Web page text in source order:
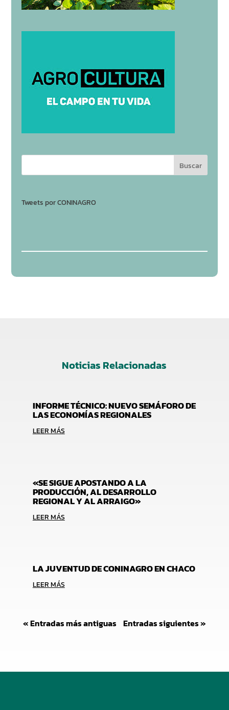
Tweets por CONINAGRO
Noticias Relacionadas
INFORME TÉCNICO: NUEVO SEMÁFORO DE
LAS ECONOMÍAS REGIONALES
LEER MÁS
«SE SIGUE APOSTANDO A LA
PRODUCCIÓN, AL DESARROLLO
REGIONAL Y AL ARRAIGO»
LEER MÁS
LA JUVENTUD DE CONINAGRO EN CHACO
LEER MÁS
« Entradas más antiguas Entradas siguientes »